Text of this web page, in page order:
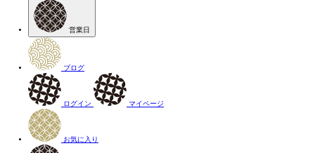
営業日
ブログ
ログイン マイページ
お気に入り